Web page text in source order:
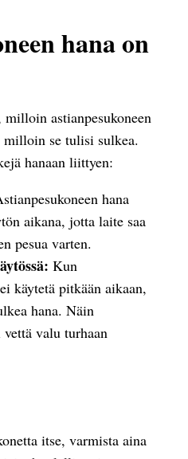
hana on
astianpesukoneen
se tulisi sulkea.
hanaan liittyen:
hana
aikana, jotta laite saa
pesua varten.
Kun
käytetä pitkään aikaan,
hana. Näin
valu turhaan
itse, varmista aina